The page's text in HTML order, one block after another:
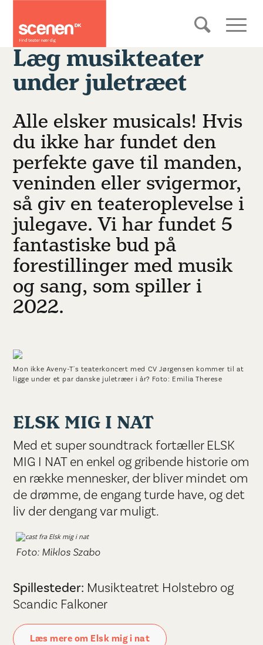
Læg musikteater
under juletræet
Alle elsker musicals! Hvis
du ikke har fundet den
perfekte gave til manden,
veninden eller svigermor,
så giv en teateroplevelse i
julegave. Vi har fundet 5
fantastiske bud på
forestillinger med musik
og sang, som spiller i
2022.
Mon ikke Aveny-T's teaterkoncert med CV Jørgensen kommer til at
ligge under et par danske juletræer i år? Foto: Emilia Therese
ELSK MIG I NAT
Med et super soundtrack fortæller ELSK
MIG I NAT en enkel og gribende historie om
en række mennesker, der bliver mindet om
de drømme, de engang turde have, og det
liv der dengang var muligt.
Foto: Miklos Szabo
Spillesteder: Musikteatret Holstebro og
Scandic Falkoner
Læs mere om Elsk mig i nat